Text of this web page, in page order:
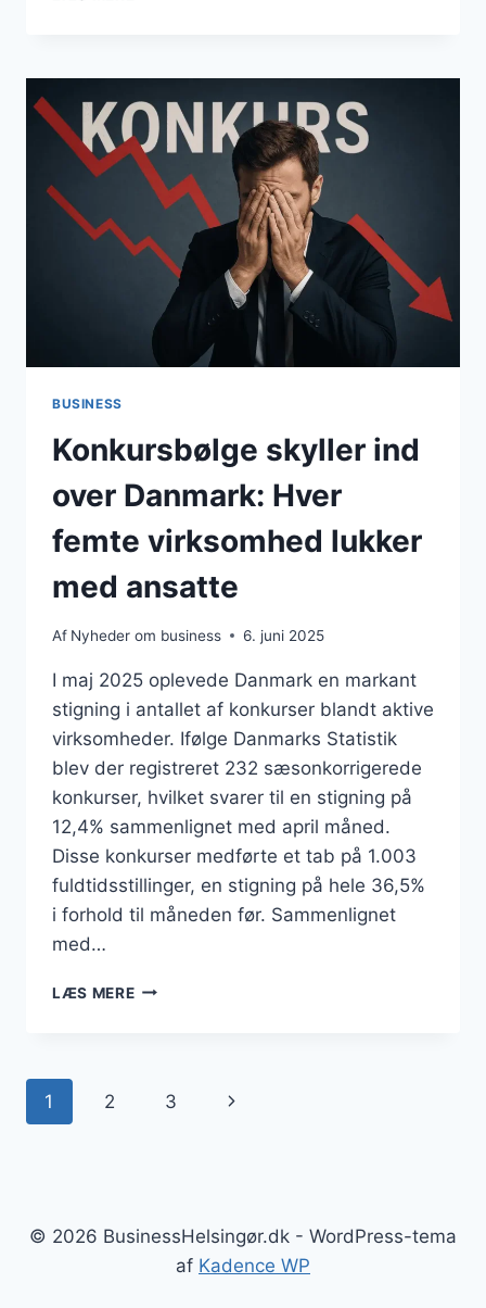
BUSINESS
Konkursbølge skyller ind
over Danmark: Hver
femte virksomhed lukker
med ansatte
Af Nyheder om business 6. juni 2025
I maj 2025 oplevede Danmark en markant
stigning i antallet af konkurser blandt aktive
virksomheder. Ifølge Danmarks Statistik
blev der registreret 232 sæsonkorrigerede
konkurser, hvilket svarer til en stigning på
12,4% sammenlignet med april måned.
Disse konkurser medførte et tab på 1.003
fuldtidsstillinger, en stigning på hele 36,5%
i forhold til måneden før. Sammenlignet
med…
LÆS MEREKONKURSBØLGE
HVER
Side
1 2 3
Næste
© 2026 BusinessHelsingør.dk - WordPress-tema
af Kadence WP